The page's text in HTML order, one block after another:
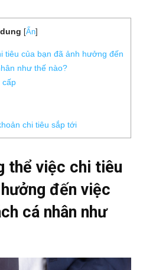
[Ẩn]
tiêu của bạn đã ảnh hưởng đến
như thế nào?
cấp
chi tiêu sắp tới
thể việc chi tiêu
đến việc
cá nhân như